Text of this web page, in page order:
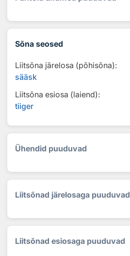
Sõna seosed
Liitsõna järelosa (põhisõna):
sääsk
Liitsõna esiosa (laiend):
tiiger
Ühendid puuduvad
Liitsõnad järelosaga puuduvad
Liitsõnad esiosaga puuduvad